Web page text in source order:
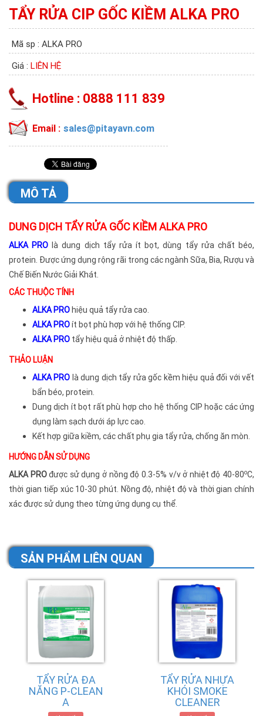
TẨY RỬA CIP GỐC KIỀM ALKA PRO
Mã sp : ALKA PRO
Giá : LIÊN HỆ
Hotline : 0888 111 839
Email : sales@pitayavn.com
MÔ TẢ
DUNG DỊCH TẨY RỬA GỐC KIỀM ALKA PRO
ALKA PRO là dung dịch tẩy rửa ít bọt, dùng tẩy rửa chất béo,
protein. Được ứng dụng rộng rãi trong các ngành Sữa, Bia, Rượu và
Chế Biến Nước Giải Khát.
CÁC THUỘC TÍNH
ALKA PROhiệu quả tẩy rửa cao.
ALKA PROít bọt phù hợp với hệ thống CIP.
ALKA PRO tẩy hiệu quả ở nhiệt độ thấp.
THẢO LUẬN
ALKA PRO là dung dịch tẩy rửa gốc kềm hiệu quả đối với vết
bẩn béo, protein.
Dung dịch ít bọt rất phù hợp cho hệ thống CIP hoặc các ứng
dụng làm sạch dưới áp lực cao.
Kết hợp giữa kiềm, các chất phụ gia tẩy rửa, chống ăn mòn.
HƯỚNG DẪN SỬ DỤNG
ALKA PRO được sử dụng ở nồng độ 0.3-5% v/v ở nhiệt độ 40-80oC,
thời gian tiếp xúc 10-30 phút. Nồng độ, nhiệt độ và thời gian chính
xác được sử dụng theo từng ứng dụng cụ thể.
SẢN PHẨM LIÊN QUAN
TẨY RỬA ĐA
NĂNG P-CLEAN
A
TẨY RỬA NHỰA
KHÓI SMOKE
CLEANER